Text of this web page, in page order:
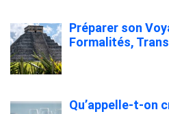
Préparer son
Formalités,
Qu’appelle-t-on